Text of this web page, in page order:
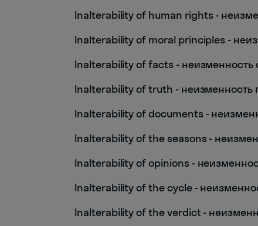
Inalterability of human rights -
Inalterability of moral principles -
Inalterability of facts - неизменность
Inalterability of truth - неизменность
Inalterability of documents -
Inalterability of the seasons -
Inalterability of opinions -
Inalterability of the cycle -
Inalterability of the verdict -